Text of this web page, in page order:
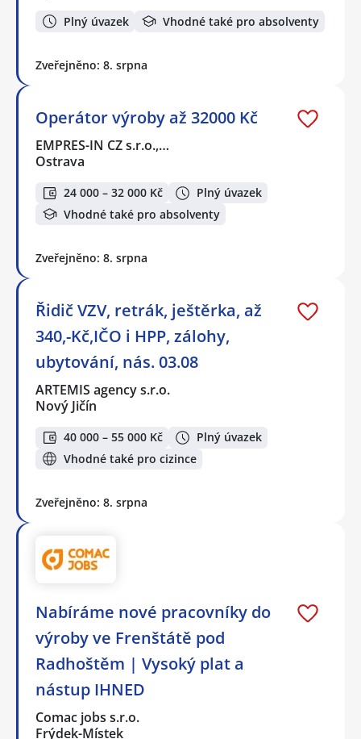
Plný úvazek Vhodné také pro absolventy
Zveřejněno: 8. srpna
Operátor výroby až 32000 Kč
EMPRES-IN CZ s.r.o.,…
Ostrava
24 000 – 32 000 Kč
Plný úvazek
Vhodné také pro absolventy
Zveřejněno: 8. srpna
Řidič VZV, retrák, ještěrka, až
340,-Kč,IČO i HPP, zálohy,
ubytování, nás. 03.08
ARTEMIS agency s.r.o.
Nový Jičín
40 000 – 55 000 Kč
Plný úvazek
Vhodné také pro cizince
Zveřejněno: 8. srpna
Nabíráme nové pracovníky do
výroby ve Frenštátě pod
Radhoštěm | Vysoký plat a
nástup IHNED
Comac jobs s.r.o.
Frýdek-Místek